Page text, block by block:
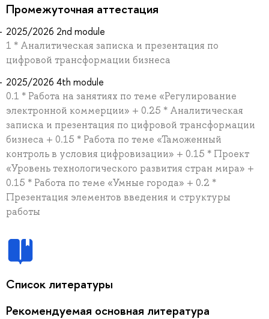
Промежуточная аттестация
2025/2026 2nd module
1 * Аналитическая записка и презентация по
цифровой трансформации бизнеса
2025/2026 4th module
0.1 * Работа на занятиях по теме «Регулирование
электронной коммерции» + 0.25 * Аналитическая
записка и презентация по цифровой трансформации
бизнеса + 0.15 * Работа по теме «Таможенный
контроль в условия цифровизации» + 0.15 * Проект
«Уровень технологического развития стран мира» +
0.15 * Работа по теме «Умные города» + 0.2 *
Презентация элементов введения и структуры
работы
Список литературы
Рекомендуемая основная литература